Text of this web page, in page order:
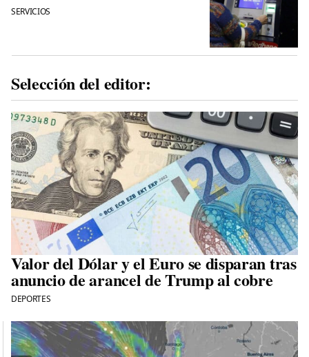
SERVICIOS
Selección del editor:
Valor del Dólar y el Euro se disparan tras
anuncio de arancel de Trump al cobre
DEPORTES